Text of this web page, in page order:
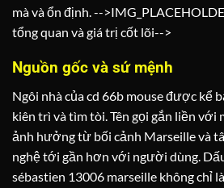
mà và ổn định. --
tổng quan và giá trị cốt lõi-->
Nguồn gốc và sứ mệnh
Ngôi nhà của cd 66b mouse được kể
kiên trì và tìm tòi. Tên gọi gắn liền với
ảnh hưởng từ bối cảnh Marseille và
nghệ tới gần hơn với người dùng.
sébastien 13006 marseille không chỉ